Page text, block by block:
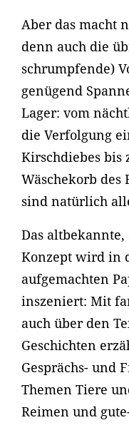
Aber das macht
denn auch die
schrumpfende)
genügend
Lager: vom
die Verfolgung
Kirschdiebes bis
Wäschekorb des
sind natürlich
Das
Konzept wird in
aufgemachten
inszeniert: Mit
auch über den
Geschichten
Gesprächs- und
Themen Tiere
Reimen und